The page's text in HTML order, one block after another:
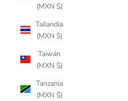
(MXN $)
Tailandia
(MXN $)
Taiwán
(MXN $)
Tanzania
(MXN $)